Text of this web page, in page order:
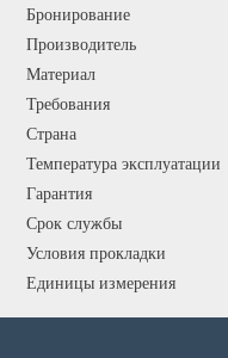
Бронирование
Производитель
Материал
Требования
Страна
Температура эксплуатации
Гарантия
Срок службы
Условия прокладки
Единицы измерения